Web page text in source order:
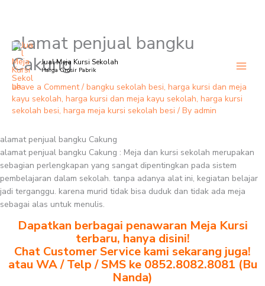
Skip
content
Jual Meja Kursi Sekolah
Harga Grosir Pabrik
alamat penjual bangku
Cakung
Leave a Comment / bangku sekolah besi, harga kursi dan meja
kayu sekolah, harga kursi dan meja kayu sekolah, harga kursi
sekolah besi, harga meja kursi sekolah besi / By admin
alamat penjual bangku Cakung
alamat penjual bangku Cakung : Meja dan kursi sekolah merupakan
sebagian perlengkapan yang sangat dipentingkan pada sistem
pembelajaran dalam sekolah. tanpa adanya alat ini, kegiatan belajar
jadi terganggu. karena murid tidak bisa duduk dan tidak ada meja
sebagai alas untuk menulis.
Dapatkan berbagai penawaran Meja Kursi
terbaru, hanya disini!
Chat Customer Service kami sekarang juga!
atau WA / Telp / SMS ke 0852.8082.8081 (Bu
Nanda)